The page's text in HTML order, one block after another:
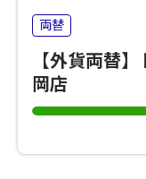
両替
【外貨両替
岡店